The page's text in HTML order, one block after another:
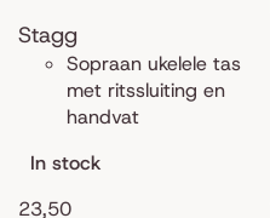
Stagg
Sopraan ukelele tas
met ritssluiting en
handvat
In stock
23,50